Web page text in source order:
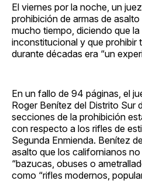
El viernes por la noche, un
prohibición de armas de
mucho tiempo, diciendo que
inconstitucional y que prohibir
durante décadas era “un
En un fallo de 94 páginas, el
Roger Benítez del Distrito Sur
secciones de la prohibición
con respecto a los rifles de
Segunda Enmienda. Benítez
asalto que los californianos
“bazucas, obuses o
como “rifles modernos,